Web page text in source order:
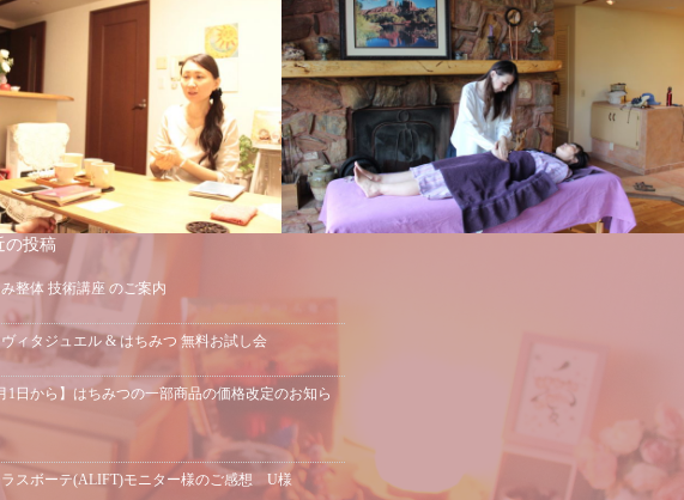
の投稿
み整体 技術講座 のご案内
ヴィタジュエル & はちみつ 無料お試し会
1日から】はちみつの一部商品の価格改定のお知ら
ラスボーテ(ALIFT)モニター様のご感想 U様